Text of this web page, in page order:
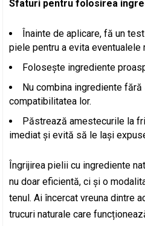
Sfaturi pentru folosirea
Înainte de aplicare, fă un
piele pentru a evita eventualele
Folosește ingrediente
Nu combina ingrediente
compatibilitatea lor.
Păstrează amestecurile la
imediat și evită să le lași
Îngrijirea pielii cu ingrediente
nu doar eficientă, ci și o
tenul. Ai încercat vreuna dintre
trucuri naturale care